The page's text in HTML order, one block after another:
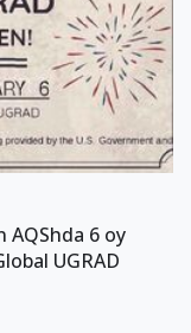
AQShda 6 oy
UGRAD